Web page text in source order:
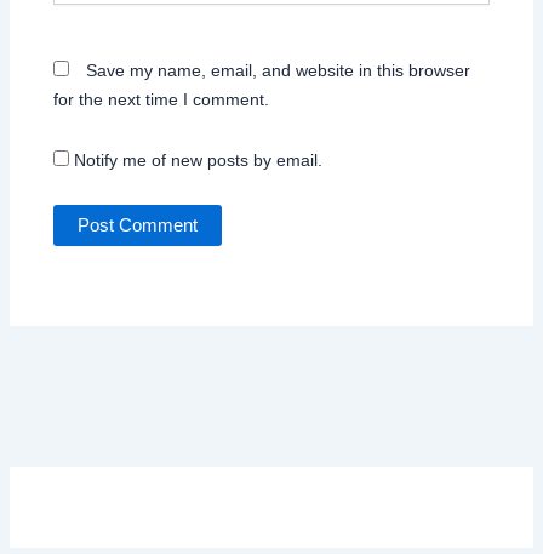
Save my name, email, and website in this browser
for the next time I comment.
Notify me of new posts by email.